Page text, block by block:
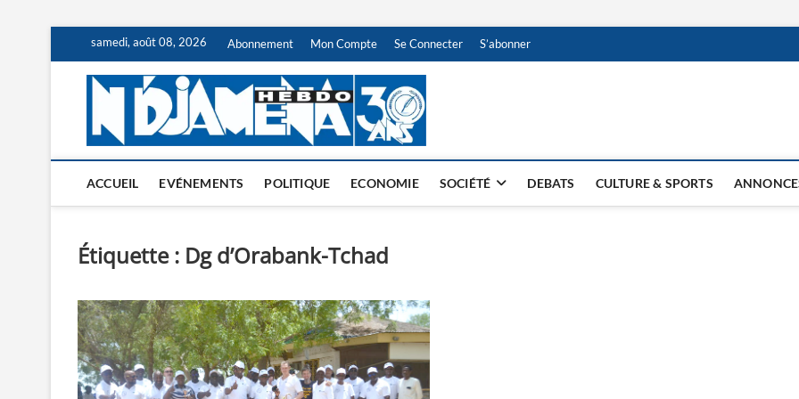
content
samedi, août 08, 2026 Abonnement Mon Compte Se Connecter S’abonner
NDJAMENA HEBDO
ACCUEIL EVÉNEMENTS POLITIQUE ECONOMIE SOCIÉTÉ DEBATS CULTURE & SPORTS
Étiquette : Dg d’Orabank-Tchad